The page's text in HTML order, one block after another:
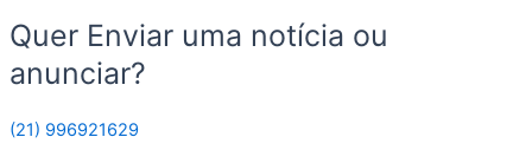
Quer Enviar uma notícia ou
anunciar?
(21) 996921629